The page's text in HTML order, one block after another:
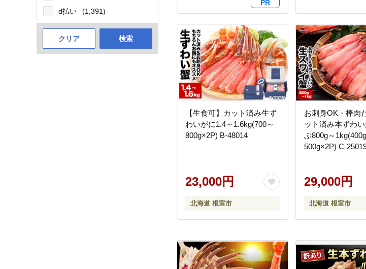
d払い
(1,391)
クリア 検索
【生食可】カット済み生ず
わいがに1.4～1.6kg(700～
800g×2P) B-48014
23,000円
北海道 根室市
お刺身OK・棒肉
ット済み本ずわ
ぶ800g～
500g×2P) C-
29,000円
北海道 根室市